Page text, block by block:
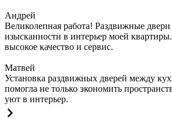
Андрей
Великолепная работа! Раздвижные
изысканности в интерьер моей квартиры.
высокое качество и сервис.
Матвей
Установка раздвижных дверей между
помогла не только экономить
уют в интерьер.